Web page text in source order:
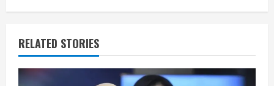
RELATED STORIES